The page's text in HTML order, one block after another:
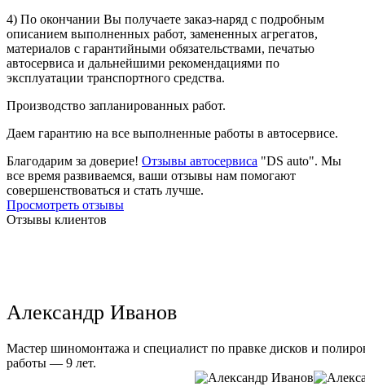
4) По окончании Вы получаете заказ-наряд с подробным
описанием выполненных работ, замененных агрегатов,
материалов с гарантийными обязательствами, печатью
автосервиса и дальнейшими рекомендациями по
эксплуатации транспортного средства.
Производство запланированных работ.
Даем гарантию на все выполненные работы в автосервисе.
Благодарим за доверие! Отзывы автосервиса "DS auto". Мы
все время развиваемся, ваши отзывы нам помогают
совершенствоваться и стать лучше.
Просмотреть отзывы
Отзывы клиентов
Александр Иванов
Мастер шиномонтажа и специалист по правке дисков и
работы — 9 лет.